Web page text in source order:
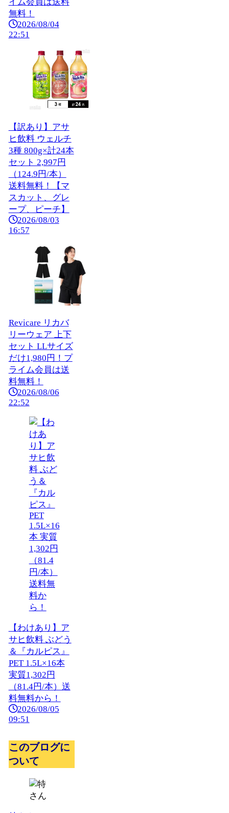
無料！
2026/08/04
22:51
【訳あり】アサ
ヒ飲料 ウェルチ
3種 800g×計24本
セット 2,997円
（124.9円/本）
送料無料！【マ
スカット、グレ
ープ、ピーチ】
2026/08/03
16:57
Revicare リカバ
リーウェア 上下
セット LLサイズ
だけ1,980円！プ
ライム会員は送
料無料！
2026/08/06
22:52
【わけあり】ア
サヒ飲料 ぶどう
＆『カルピス』
PET 1.5L×16本
実質1,302円
（81.4円/本）送
料無料から！
2026/08/05
09:51
このブログに
ついて